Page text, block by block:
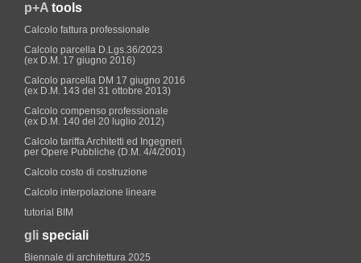
p+A tools
Calcolo fattura professionale
Calcolo parcella D.Lgs.36/2023
(ex D.M. 17 giugno 2016)
Calcolo parcella DM 17 giugno 2016
(ex D.M. 143 del 31 ottobre 2013)
Calcolo compenso professionale
(ex D.M. 140 del 20 luglio 2012)
Calcolo tariffa Architetti ed Ingegneri
per Opere Pubbliche (D.M. 4/4/2001)
Calcolo costo di costruzione
Calcolo interpolazione lineare
tutorial BIM
gli speciali
Biennale di architettura 2025